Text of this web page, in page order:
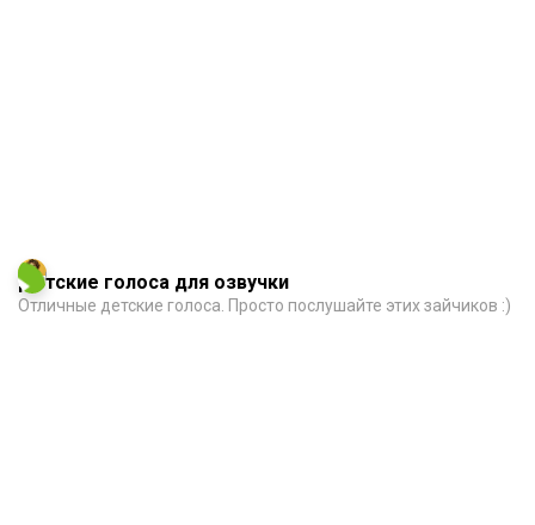
Детские голоса для озвучки
Отличные детские голоса. Просто послушайте этих зайчиков :)